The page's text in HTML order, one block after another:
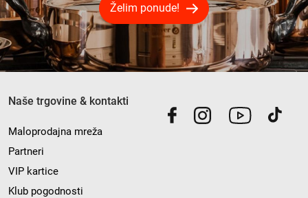
Želim ponude!
Naše trgovine & kontakti
Maloprodajna mreža
Partneri
VIP kartice
Klub pogodnosti